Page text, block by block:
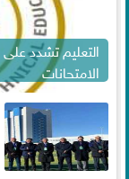
الامتحانات